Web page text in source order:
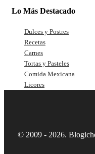
Lo Más Destacado
Dulces y Postres
Recetas
Carnes
Tortas y Pasteles
Comida Mexicana
Licores
© 2009 - 2026.